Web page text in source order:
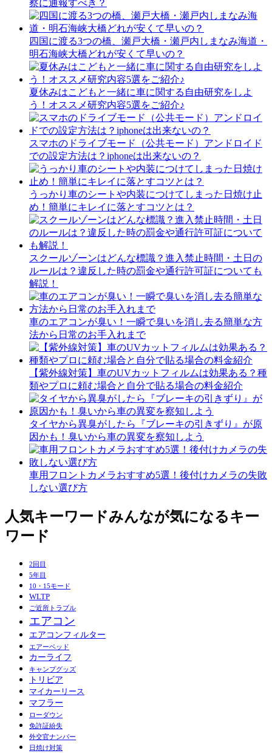
察に通報すべき？
四国に渡る3つの橋、瀬戸大橋・瀬戸内しまなみ海道・
明石海峡大橋どれが安くて早いの？
夏休みはこどもと一緒に車に関する自由研究をしよ
う！オススメ研究内容5選をご紹介♪
スマホのドライブモード（公共モード）アンドロイド
での設定方法は？iphoneは出来ないの？
うっかり車のシートや内装につけてしまった日焼け止
め！簡単にキレイに落とすコツとは？
スクールゾーンはどんな標識？進入禁止時間・土日の
ルールは？違反した時の罰金や通行許可証についても
解説！
車のエアコンが臭い！一瞬で臭いを消し去る簡単な方
法から日常のお手入れまで
【紫外線対策】車のUVカットフィルムは効果ある？種
類やプロに頼む場合と自分で貼る場合の料金紹介
タイヤから異臭がしたら『ブレーキの引きずり』が原
因かも！臭いから車の異変を察知しよう
車用フロントカメラおすすめ5選！後付けカメラの失敗
しない選び方
人気キーワードみんなが気になるキー
ワード
2回目
5年目
10・15モード
WLTP
ご近所トラブル
エアコン
エアコンフィルター
エアーベッド
カーライフ
キャンプグッズ
トリビア
マイカーリース
マフラー
ローダウン
免許証紛失
外交官ナンバー
日焼け対策